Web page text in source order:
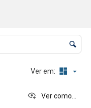
visualização
Ver em:
Ver como...